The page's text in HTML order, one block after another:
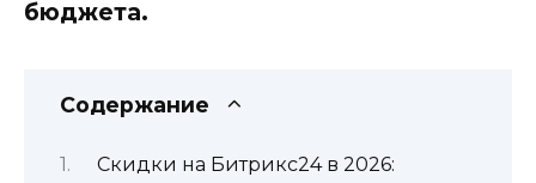
бюджета.
Содержание
Скидки на Битрикс24 в 2026: